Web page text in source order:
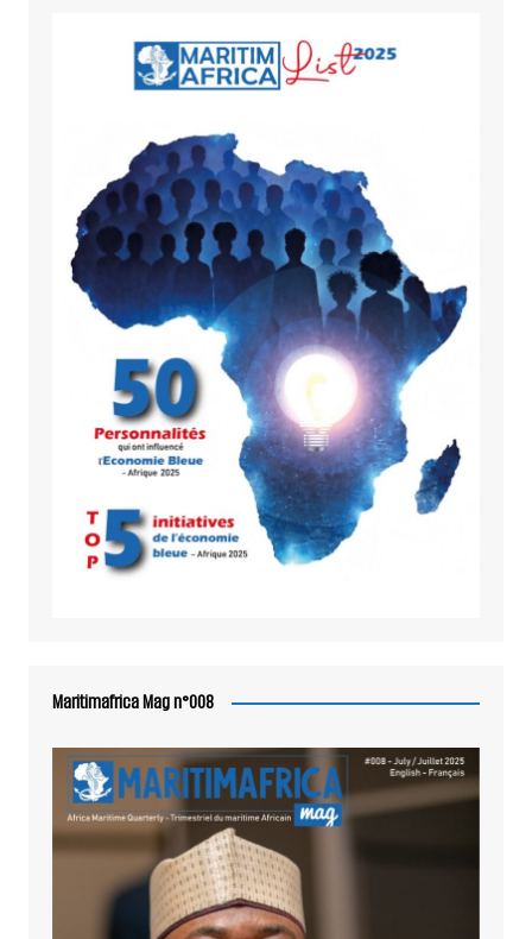
Maritimafrica Mag n°008